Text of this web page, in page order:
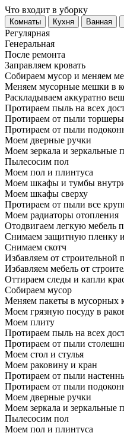
Что входит в уборку
Регу­лярная
Гене­ральная
После ремонта
Заправляем кровать
Собираем мусор и меняем
Меняем мусорные мешки в
Раскладываем аккуратно
Протираем пыль на всех
Протираем от пыли
Протираем от пыли
Моем дверные ручки
Моем зеркала и зеркальные
Пылесосим пол
Моем пол и плинтуса
Моем шкафы и тумбы
Моем шкафы сверху
Протираем от пыли все
Моем радиаторы отопления
Отодвигаем легкую мебель
Снимаем защитную пленку
Снимаем скотч
Избавляем от
Избавляем мебель от
Оттираем следы и капли
Собираем мусор
Меняем пакеты в мусорных
Моем грязную посуду в
Моем плиту
Протираем пыль на всех
Протираем от пыли
Моем стол и стулья
Моем раковину и кран
Протираем от пыли
Протираем от пыли
Моем дверные ручки
Моем зеркала и зеркальные
Пылесосим пол
Моем пол и плинтуса